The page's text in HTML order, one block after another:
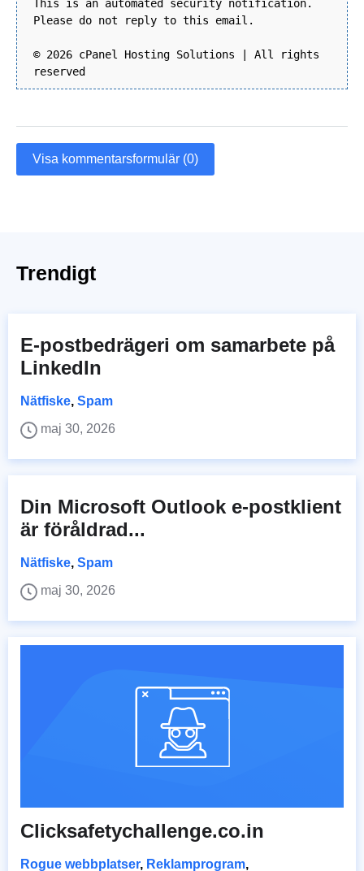
This is an automated security notification.
Please do not reply to this email.
© 2026 cPanel Hosting Solutions | All rights
reserved
Visa kommentarsformulär (0)
Trendigt
E-postbedrägeri om samarbete på
LinkedIn
Nätfiske, Spam
maj 30, 2026
Din Microsoft Outlook e-postklient
är föråldrad...
Nätfiske, Spam
maj 30, 2026
Clicksafetychallenge.co.in
Rogue webbplatser, Reklamprogram,